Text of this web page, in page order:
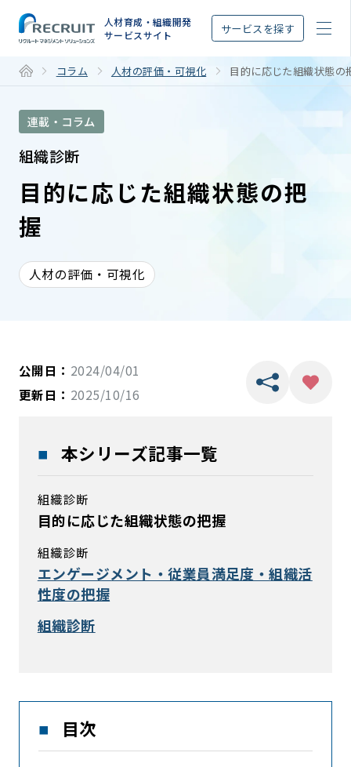
人材育成・組織開発
サービスサイト
サービスを探す
コラム 人材の評価・可視化 目的に応じた組織状態の
連載・コラム
組織診断
目的に応じた組織状態の把
握
人材の評価・可視化
公開日： 2024/04/01
更新日： 2025/10/16
本シリーズ記事一覧
組織診断
目的に応じた組織状態の把握
組織診断
エンゲージメント・従業員満足度・組織活
性度の把握
組織診断
目次